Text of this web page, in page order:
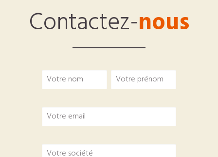
Contactez-nous